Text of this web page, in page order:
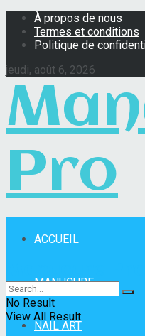
À propos de nous
Termes et conditions
Politique de
jeudi, août 6, 2026
Pro
ACCUEIL
MANUCURE
NAIL ART
No Result
View All Result